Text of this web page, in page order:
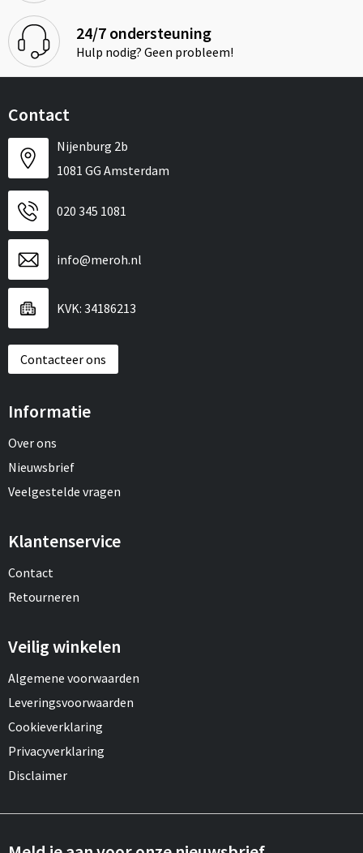
24/7 ondersteuning
Hulp nodig? Geen probleem!
Contact
Nijenburg 2b
1081 GG Amsterdam
020 345 1081
info@meroh.nl
KVK: 34186213
Contacteer ons
Informatie
Over ons
Nieuwsbrief
Veelgestelde vragen
Klantenservice
Contact
Retourneren
Veilig winkelen
Algemene voorwaarden
Leveringsvoorwaarden
Cookieverklaring
Privacyverklaring
Disclaimer